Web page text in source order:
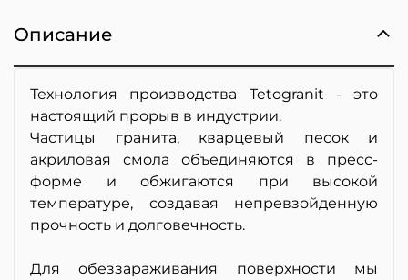
Описание
Технология производства Tetogranit - это
настоящий прорыв в индустрии.
Частицы гранита, кварцевый песок и
акриловая смола объединяются в пресс-
форме и обжигаются при высокой
температуре, создавая непревзойденную
прочность и долговечность.
Для обеззараживания поверхности мы